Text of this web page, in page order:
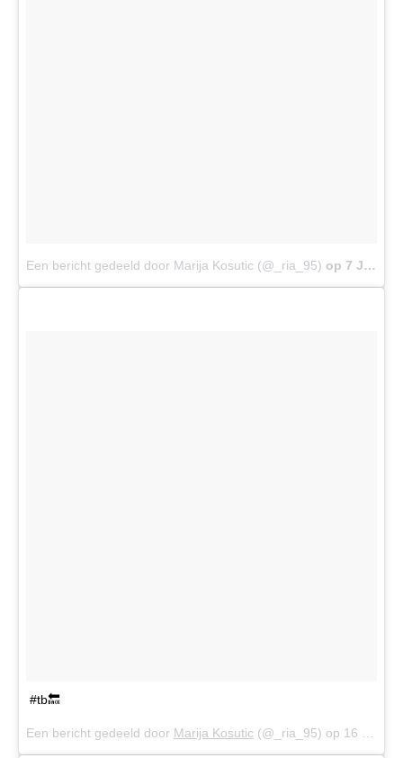
Een bericht gedeeld door Marija Kosutic (@_ria_95) op 7 Jul 2017 om 8:09 (PDT)
#tb🔙
Een bericht gedeeld door Marija Kosutic (@_ria_95) op 16 Feb 2017 om 2:08 (PST)